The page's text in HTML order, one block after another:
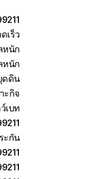
เร็ว
หนัก
หนัก
ดดิน
ะกิจ
เบท
ะกัน